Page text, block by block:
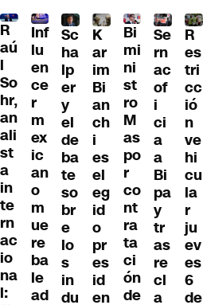
R
aú
l
So
hr,
an
ali
st
a
in
te
rn
ac
io
na
l:
Inf
lu
en
ce
r
m
ex
ic
an
o
m
ue
re
ba
le
ad
Sc
ha
lp
er
y
el
de
ba
te
so
br
e
lo
s
in
du
K
ar
im
Bi
an
ch
i
es
el
eg
id
o
pr
es
id
en
Bi
mi
ni
st
ro
M
as
po
r
co
nt
ra
ta
ci
ón
de
Se
rn
ac
of
i
ci
a
a
Bi
pa
y
tr
as
re
cl
a
R
es
tri
cc
ió
n
ve
hi
cu
la
r
ju
ev
es
6
de